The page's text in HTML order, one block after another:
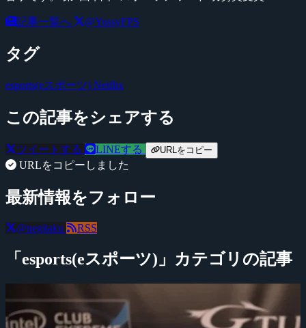
記事一覧へ @YossyFPS
タグ
esports(eスポーツ) Netflix
この記事をシェアする
ツイートする LINEする URLをコピー
URLをコピーしました
最新情報をフォロー
@negitaku RSS
「esports(eスポーツ)」カテゴリの記事